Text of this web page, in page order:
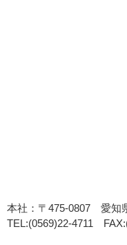
本社：〒475-0807 愛知
TEL:(0569)22-4711